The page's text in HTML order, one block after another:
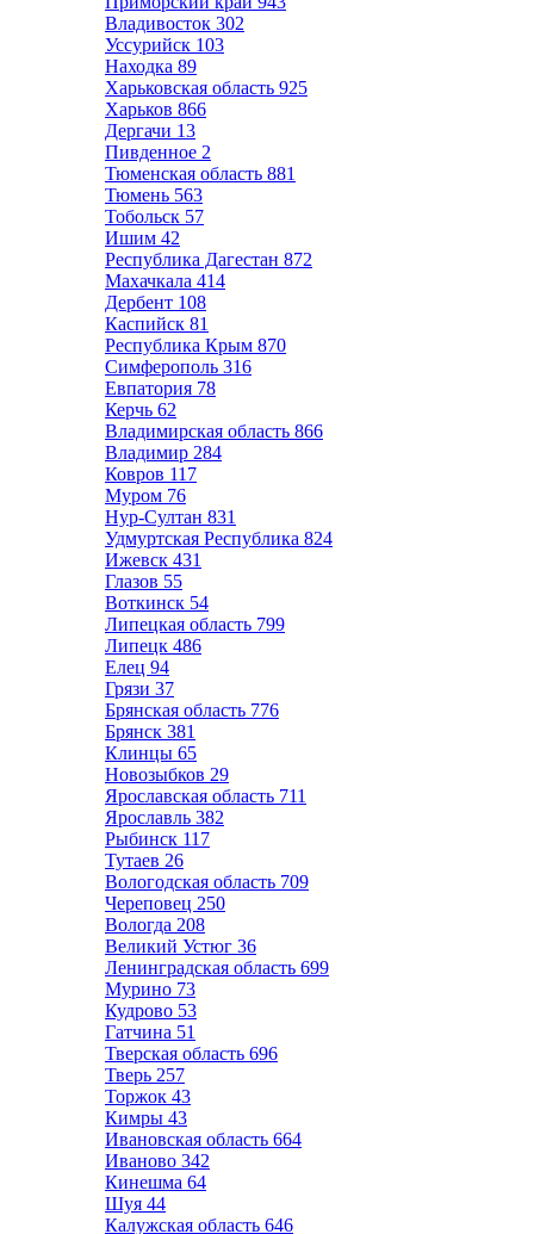
Владивосток 302
Уссурийск 103
Находка 89
Харьковская область 925
Харьков 866
Дергачи 13
Пивденное 2
Тюменская область 881
Тюмень 563
Тобольск 57
Ишим 42
Республика Дагестан 872
Махачкала 414
Дербент 108
Каспийск 81
Республика Крым 870
Симферополь 316
Евпатория 78
Керчь 62
Владимирская область 866
Владимир 284
Ковров 117
Муром 76
Нур-Султан 831
Удмуртская Республика 824
Ижевск 431
Глазов 55
Воткинск 54
Липецкая область 799
Липецк 486
Елец 94
Грязи 37
Брянская область 776
Брянск 381
Клинцы 65
Новозыбков 29
Ярославская область 711
Ярославль 382
Рыбинск 117
Тутаев 26
Вологодская область 709
Череповец 250
Вологда 208
Великий Устюг 36
Ленинградская область 699
Мурино 73
Кудрово 53
Гатчина 51
Тверская область 696
Тверь 257
Торжок 43
Кимры 43
Ивановская область 664
Иваново 342
Кинешма 64
Шуя 44
Калужская область 646